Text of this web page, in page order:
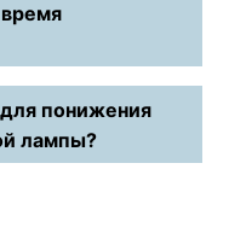
понижения
лампы?